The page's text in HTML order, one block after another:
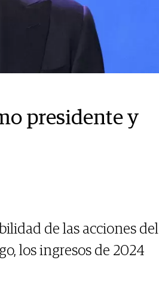
presidente y
de las acciones del
los ingresos de 2024